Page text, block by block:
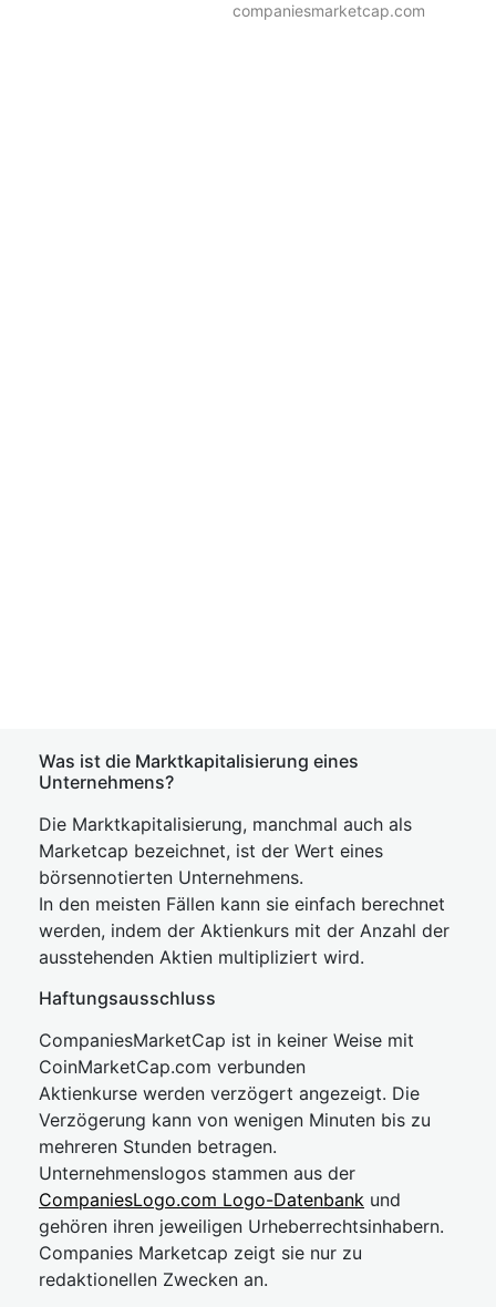
companiesmarketcap.com
Was ist die Marktkapitalisierung eines
Unternehmens?
Die Marktkapitalisierung, manchmal auch als
Marketcap bezeichnet, ist der Wert eines
börsennotierten Unternehmens.
In den meisten Fällen kann sie einfach berechnet
werden, indem der Aktienkurs mit der Anzahl der
ausstehenden Aktien multipliziert wird.
Haftungsausschluss
CompaniesMarketCap ist in keiner Weise mit
CoinMarketCap.com verbunden
Aktienkurse werden verzögert angezeigt. Die
Verzögerung kann von wenigen Minuten bis zu
mehreren Stunden betragen.
Unternehmenslogos stammen aus der
CompaniesLogo.com Logo-Datenbank und
gehören ihren jeweiligen Urheberrechtsinhabern.
Companies Marketcap zeigt sie nur zu
redaktionellen Zwecken an.